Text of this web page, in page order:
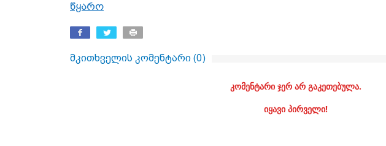
წყარო
მკითხველის კომენტარი (0)
კომენტარი ჯერ არ გაკეთებულა.
იყავი პირველი!